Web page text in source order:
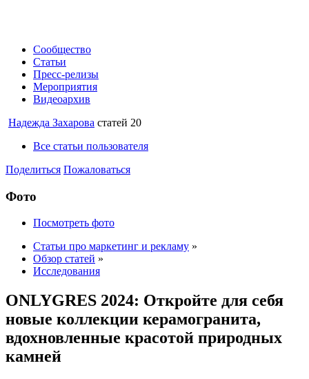
Сообщество
Статьи
Пресс-релизы
Мероприятия
Видеоархив
Надежда Захарова статей 20
Все статьи пользователя
Поделиться Пожаловаться
Фото
Посмотреть фото
Статьи про маркетинг и рекламу »
Обзор статей »
Исследования
ONLYGRES 2024: Откройте для себя
новые коллекции керамогранита,
вдохновленные красотой природных
камней